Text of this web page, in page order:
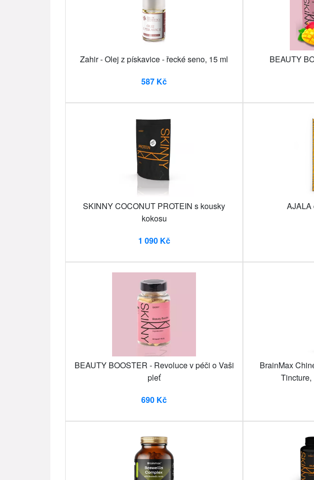
Zahir - Olej z pískavice - řecké seno, 15 ml
587 Kč
BEAUTY
SKINNY COCONUT PROTEIN s kousky
kokosu
1 090 Kč
AJALA
BEAUTY BOOSTER - Revoluce v péči o Vaši
pleť
690 Kč
BrainMax
Tincture,